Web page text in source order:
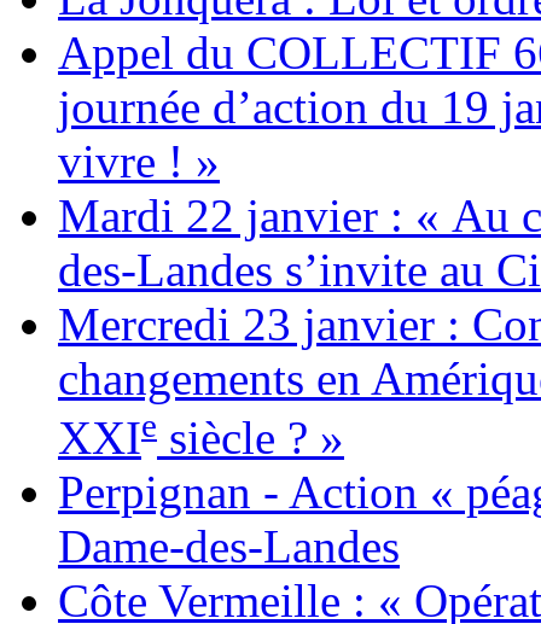
Appel du COLLECTIF
journée d’action du 19
vivre ! »
Mardi 22 janvier : « Au
des-Landes s’invite au
Mercredi 23 janvier :
changements en
XXIe siècle ? »
Perpignan - Action «
Dame-des-Landes
Côte Vermeille : «